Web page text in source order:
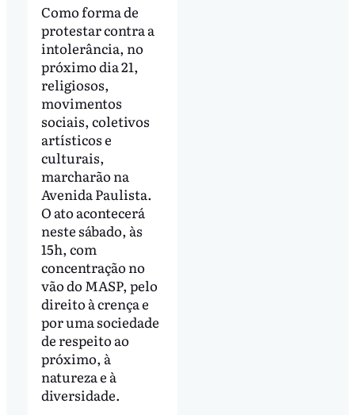
Como forma de
protestar contra a
intolerância, no
próximo dia 21,
religiosos,
movimentos
sociais, coletivos
artísticos e
culturais,
marcharão na
Avenida Paulista.
O ato acontecerá
neste sábado, às
15h, com
concentração no
vão do MASP, pelo
direito à crença e
por uma sociedade
de respeito ao
próximo, à
natureza e à
diversidade.